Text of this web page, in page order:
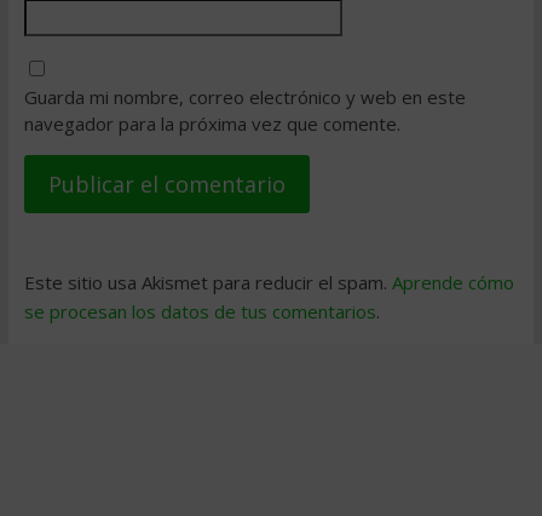
Guarda mi nombre, correo electrónico y web en este
navegador para la próxima vez que comente.
Este sitio usa Akismet para reducir el spam. Aprende cómo
se procesan los datos de tus comentarios.